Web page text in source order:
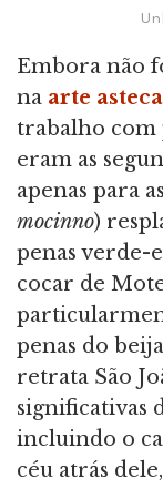
Embora não
na arte asteca
trabalho com
eram as
apenas para
mocinno)
penas verde-
cocar de
penas do
retrata São
significativas
incluindo o
céu atrás